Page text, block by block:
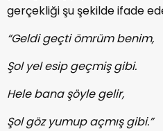
gerçekliği şu şekilde ifade
“Geldi geçti ömrüm benim,
Şol yel esip geçmiş gibi.
Hele bana şöyle gelir,
Şol göz yumup açmış gibi.”